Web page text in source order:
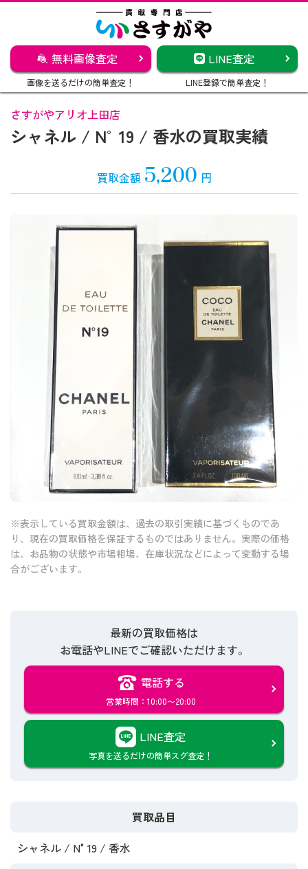
無料画像査定
画像を送るだけの簡単査定！
LINE査定
LINE登録で簡単査定！
さすがやアリオ上田店
シャネル / N°19 / 香水の買取実績
買取金額 5,200 円
※表示している買取金額は、過去の取引実績に基づくものであ
り、現在の買取価格を保証するものではありません。実際の価格
は、お品物の状態や市場相場、在庫状況などによって変動する場
合がございます。
最新の買取価格は
お電話やLINEでご確認いただけます。
電話する
営業時間：10:00〜20:00
LINE査定
写真を送るだけの簡単スグ査定！
買取品目
シャネル / N°19 / 香水